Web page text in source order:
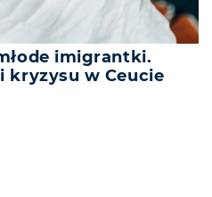
imigrantki.
kryzysu w Ceucie